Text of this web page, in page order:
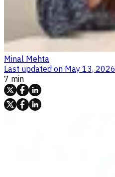
Minal Mehta
Last updated on May 13, 2026
7 min